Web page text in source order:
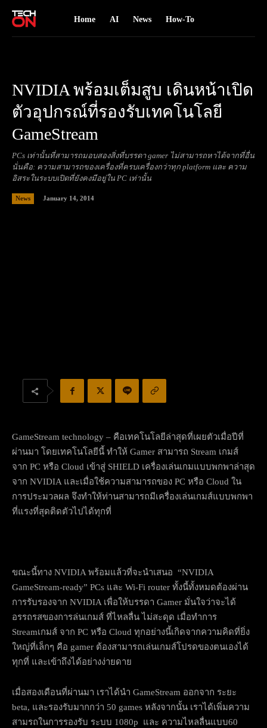
Home AI News How-To
NVIDIA พร้อมเต็มสูบ เดินหน้าเปิด
ตัวอุปกรณ์ที่รองรับเทคโนโลยี
GameStream
PCs เท่านั้นที่สามารถมอบสองสิ่งที่บรรดา gamer ไม่สามารถหาได้จากที่อื่น
นั่นคือ: ความสามารถของเครื่องที่ครบเครื่องกว่าทุก platform และ ความ
อิสระในระบบเปิดที่ยังคงมีอยู่ใน PC เท่านั้น
News January 14, 2014
GameStream technology – คือเทคโนโลยีล่าสุดที่เผยตัวเมื่อปีที่
ผ่านมา โดยเทคโนโลยีนี้ ทำให้ Gamer สามารถ Stream เกมส์
จาก PC หรือ Cloud เข้าสู่ SHIELD เครื่องเล่นเกมแบบพกพาล่าสุด
จาก NVIDIA และเมื่อใช้ความสามารถของ PC หรือ Cloud ใน
การประมวลผล จึงทำให้ท่านสามารถมีเครื่องเล่นเกมส์แบบพกพา
ที่แรงที่สุดติดตัวไปได้ทุกที่
ขณะนี้ทาง NVIDIA พร้อมแล้วที่จะนำเสนอ “NVIDIA
GameStream-ready” PCs และ Wi-Fi router ทั้งนี้ทั้งหมดต้องผ่าน
การรับรองจาก NVIDIA เพื่อให้บรรดา Gamer มั่นใจว่าจะได้
อรรถรสของการล่นเกมส์ ที่ไหลลื่น ไม่สะดุด เมื่อทำการ
Streamเกมส์ จาก PC หรือ Cloud ทุกอย่างนี้เกิดจากความคิดที่ยิ่ง
ใหญ่ที่เล็กๆ คือ gamer ต้องสามารถเล่นเกมส์โปรดของตนเองได้
ทุกที่ และเข้าถึงได้อย่างง่ายดาย
เมื่อสองเดือนที่ผ่านมา เราได้นำ GameStream ออกจาก ระยะ
beta, และรองรับมากกว่า 50 games หลังจากนั้น เราได้เพิ่มความ
สามรถในการรองรับ ระบบ 1080p และ ความไหลลื่นแบบ60